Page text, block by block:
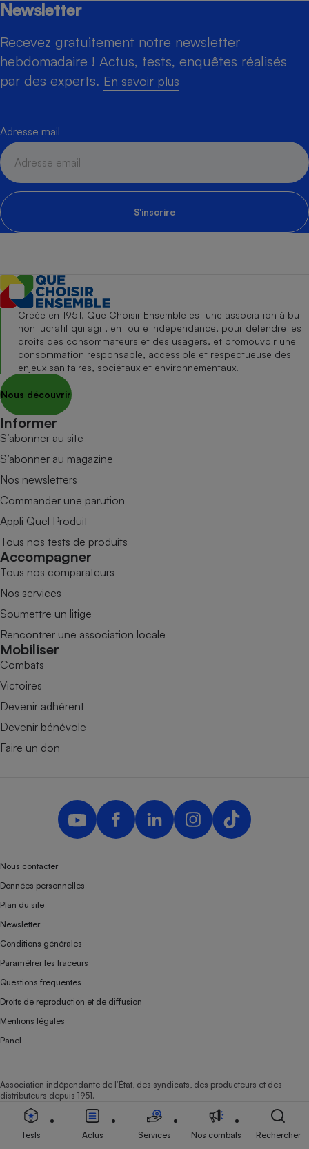
Newsletter
Recevez gratuitement notre newsletter
hebdomadaire ! Actus, tests, enquêtes réalisés
par des experts. En savoir plus
Adresse mail
S'inscrire
Créée en 1951, Que Choisir Ensemble est une association à but
non lucratif qui agit, en toute indépendance, pour défendre les
droits des consommateurs et des usagers, et promouvoir une
consommation responsable, accessible et respectueuse des
enjeux sanitaires, sociétaux et environnementaux.
Nous découvrir
Informer
S’abonner au site
S’abonner au magazine
Nos newsletters
Commander une parution
Appli Quel Produit
Tous nos tests de produits
Accompagner
Tous nos comparateurs
Nos services
Soumettre un litige
Rencontrer une association locale
Mobiliser
Combats
Victoires
Devenir adhérent
Devenir bénévole
Faire un don
Nous contacter
Données personnelles
Plan du site
Newsletter
Conditions générales
Paramétrer les traceurs
Questions fréquentes
Droits de reproduction et de diffusion
Mentions légales
Panel
Association indépendante de l’État, des syndicats, des producteurs et des
distributeurs depuis 1951.
Tests Actus Services Nos combats Rechercher